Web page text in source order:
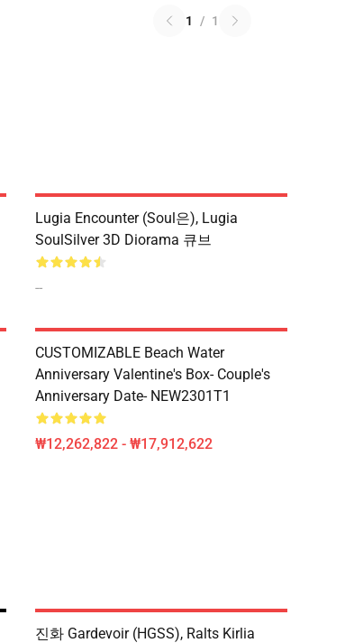
1 / 1
Lugia Encounter (Soul은), Lugia
SoulSilver 3D Diorama 큐브
--
CUSTOMIZABLE Beach Water
Anniversary Valentine's Box- Couple's
Anniversary Date- NEW2301T1
₩12,262,822 - ₩17,912,622
진화 Gardevoir (HGSS), Ralts Kirlia